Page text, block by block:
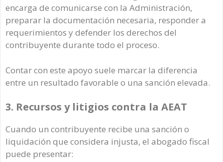
encarga de comunicarse con la Administración,
preparar la documentación necesaria, responder a
requerimientos y defender los derechos del
contribuyente durante todo el proceso.
Contar con este apoyo suele marcar la diferencia
entre un resultado favorable o una sanción elevada.
3. Recursos y litigios contra la AEAT
Cuando un contribuyente recibe una sanción o
liquidación que considera injusta, el abogado fiscal
puede presentar: